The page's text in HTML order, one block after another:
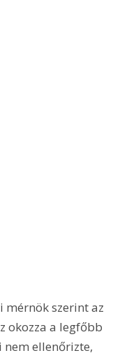
okozza a legfőbb
nem ellenőrizte,